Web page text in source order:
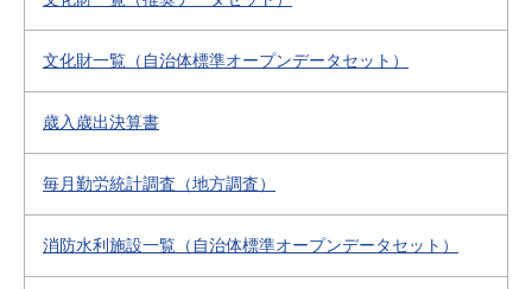
文化財一覧（自治体標準オープンデータセット）
歳入歳出決算書
毎月勤労統計調査（地方調査）
消防水利施設一覧（自治体標準オープンデータセット）